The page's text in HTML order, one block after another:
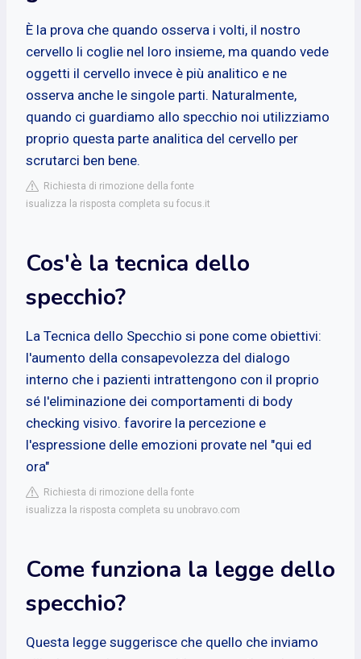
È la prova che quando osserva i volti, il nostro
cervello li coglie nel loro insieme, ma quando vede
oggetti il cervello invece è più analitico e ne
osserva anche le singole parti. Naturalmente,
quando ci guardiamo allo specchio noi utilizziamo
proprio questa parte analitica del cervello per
scrutarci ben bene.
Richiesta di rimozione della fonte
isualizza la risposta completa su focus.it
Cos'è la tecnica dello
specchio?
La Tecnica dello Specchio si pone come obiettivi:
l'aumento della consapevolezza del dialogo
interno che i pazienti intrattengono con il proprio
sé l'eliminazione dei comportamenti di body
checking visivo. favorire la percezione e
l'espressione delle emozioni provate nel "qui ed
ora"
Richiesta di rimozione della fonte
isualizza la risposta completa su unobravo.com
Come funziona la legge dello
specchio?
Questa legge suggerisce che quello che inviamo